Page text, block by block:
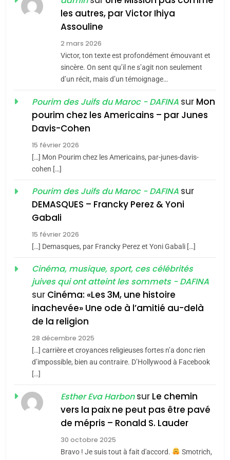
MA JUDAÏTE par Thérèse
Zrihen-Dvir
ISRAÉL JUDAISME
CE QUI NOUS MANQUE –
Jacques Hadida
JUDAISME
Maroc : Les amandes de
Tafraout, le miel de Tadla
du terroir
Oeil ravageur – Vanessa
De Loya Stauber
«Tu dis génocide, je dis
guerre»: La nouvelle
chanson de Boy George
ISRAÉL JUDAISME
Accords d’Isaac:
l’alliance pourrait
s’étendre à 13 pays
d’Amérique latine
ISRAÉL JUDAISME
les autres, par Victor Ihiya
Assouline
2 mars 2026
Victor, ton texte est profondément émouvant et
sincère. On sent qu’il ne s’agit non seulement
d’un récit, mais d’un témoignage…
Pourim des Juifs du Maroc - DAFINA sur Mon
pourim chez les Americains – par Junes
Davis-Cohen
15 février 2026
[…] Mon Pourim chez les Americains, par-junes-davis-
cohen […]
Pourim des Juifs du Maroc - DAFINA sur
DEMASQUES – Francky Perez & Yoni
Gabali
15 février 2026
[…] Demasques, par Francky Perez et Yoni Gabali […]
Cinéma, musique, sport, ces célébrités
juives qui ont atteint les sommets - DAFINA
sur Cinéma: «Les 3M, une histoire
inachevée» Une ode à l’amitié au-delà
de la religion
28 décembre 2025
[…] carrière et croyances religieuses fortes n’a donc rien
d’impossible, bien au contraire. D’Hollywood à Facebook
[…]
Esther Eva Harbonsur Le chemin
vers la paix ne peut pas être pavé
de mépris – Ronald S. Lauder
30 octobre 2025
Bravo ! Je suis tout à fait d'accord.
Smotrich,
meurtrière selon le rapport
l’antisémitisme
FIÈRE, DIGNE ET RÉSILIENTE :
POURQUOI JE REVENDIQUE
MA JUDAÏTE par Thérèse
Zrihen-Dvir
ISRAÉL
CE QUI NOUS MANQUE –
JUDAISME
Maroc : Les amandes de
Tafraout, le miel de Tadla